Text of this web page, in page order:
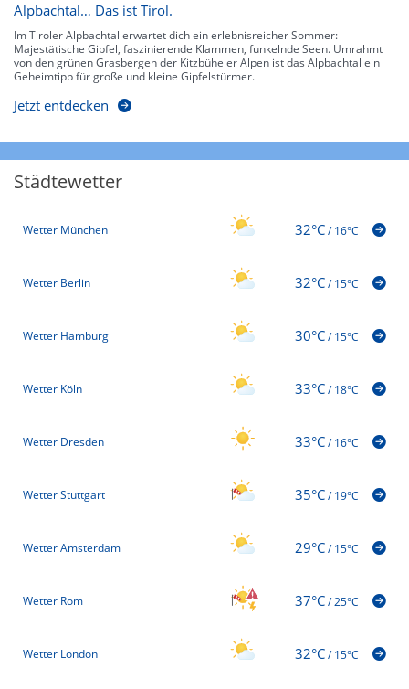
Alpbachtal… Das ist Tirol.
Im Tiroler Alpbachtal erwartet dich ein erlebnisreicher Sommer:
Majestätische Gipfel, faszinierende Klammen, funkelnde Seen. Umrahmt
von den grünen Grasbergen der Kitzbüheler Alpen ist das Alpbachtal ein
Geheimtipp für große und kleine Gipfelstürmer.
Jetzt entdecken
Städtewetter
Wetter München 32°C/16°C
Wetter Berlin 32°C/15°C
Wetter Hamburg 30°C/15°C
Wetter Köln 33°C/18°C
Wetter Dresden 33°C/16°C
Wetter Stuttgart 35°C/19°C
Wetter Amsterdam 29°C/15°C
Wetter Rom 37°C/25°C
Wetter London 32°C/15°C